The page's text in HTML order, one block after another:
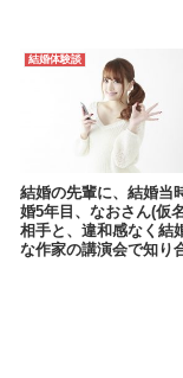
結婚体験談
結婚の先輩に、結婚当
婚5年目、なおさん(仮
相手と、違和感なく結
な作家の講演会で知り